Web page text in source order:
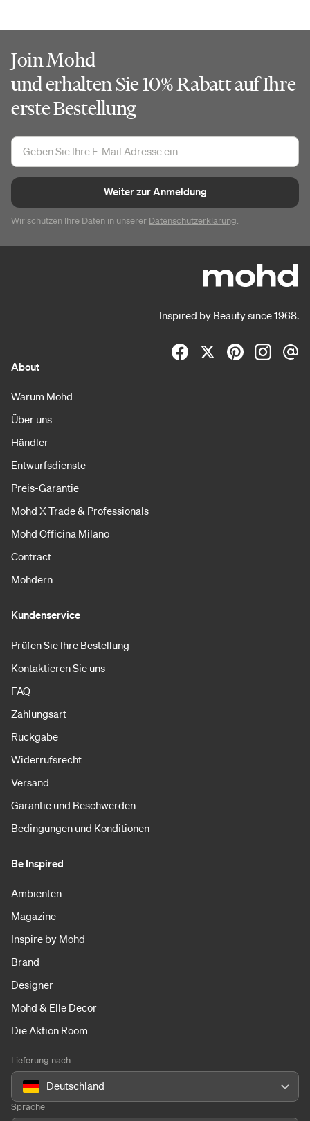
Join Mohd
und erhalten Sie 10% Rabatt auf Ihre
erste Bestellung
Weiter zur Anmeldung
Wir schützen Ihre Daten in unserer Datenschutzerklärung.
Inspired by Beauty since 1968.
About
Warum Mohd
Über uns
Händler
Entwurfsdienste
Preis-Garantie
Mohd X Trade & Professionals
Mohd Officina Milano
Contract
Mohdern
Kundenservice
Prüfen Sie Ihre Bestellung
Kontaktieren Sie uns
FAQ
Zahlungsart
Rückgabe
Widerrufsrecht
Versand
Garantie und Beschwerden
Bedingungen und Konditionen
Be Inspired
Ambienten
Magazine
Inspire by Mohd
Brand
Designer
Mohd & Elle Decor
Die Aktion Room
Lieferung nach
Deutschland
Sprache